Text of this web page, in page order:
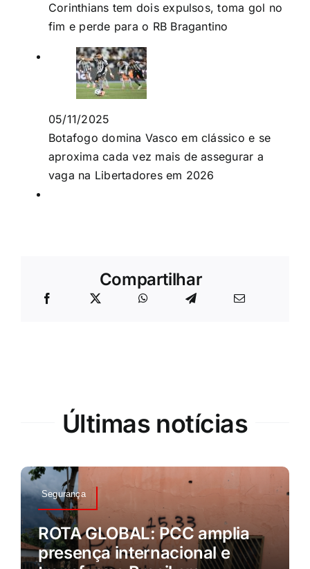
Corinthians tem dois expulsos, toma gol no
fim e perde para o RB Bragantino
05/11/2025
Botafogo domina Vasco em clássico e se
aproxima cada vez mais de assegurar a
vaga na Libertadores em 2026
Compartilhar
Últimas notícias
Segurança
ROTA GLOBAL: PCC amplia
presença internacional e